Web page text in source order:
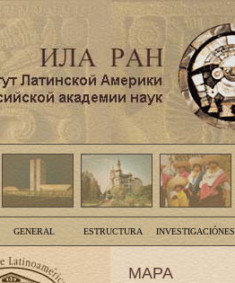
GENERAL ESTRUCTURA INVESTIGACIÓNES
MAPA